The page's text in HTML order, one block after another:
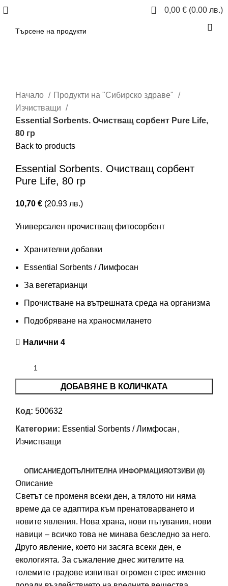
0 0,00 € (0.00 лв.)
Начало
Продукти на "Сибирско здраве"
Изчистващи
Essential Sorbents. Очистващ сорбент Pure Life,
80 гр
Back to products
Essential Sorbents. Очистващ сорбент
Pure Life, 80 гр
10,70 € (20.93 лв.)
Универсален прочистващ фитосорбент
Хранителни добавки
Essential Sorbents / Лимфосан
За вегетарианци
Прочистване на вътрешната среда на организма
Подобряване на храносмилането
Налични 4
ДОБАВЯНЕ В КОЛИЧКАТА
Код: 500632
Категории: Essential Sorbents / Лимфосан ,
Изчистващи
ОПИСАНИЕДОПЪЛНИТЕЛНА ИНФОРМАЦИЯОТЗИВИ (0)
Описание
Светът се променя всеки ден, а тялото ни няма
време да се адаптира към пренатоварването и
новите явления. Нова храна, нови пътувания, нови
навици – всичко това не минава безследно за него.
Друго явление, което ни засяга всеки ден, е
екологията. За съжаление днес жителите на
големите градове изпитват огромен стрес именно